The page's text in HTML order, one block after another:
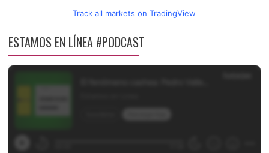
Track all markets on TradingView
ESTAMOS EN LÍNEA #PODCAST